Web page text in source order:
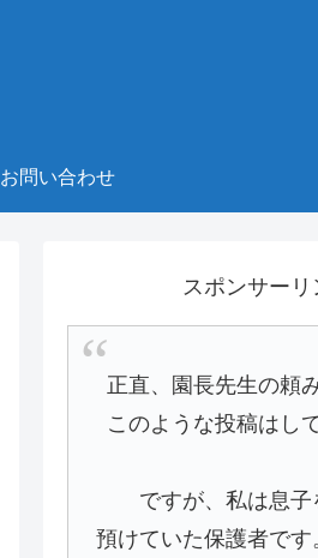
お問い合わせ
スポンサーリ
正直、園長先生の頼
このような投稿はし
ですが、私は息
預けていた保護者で